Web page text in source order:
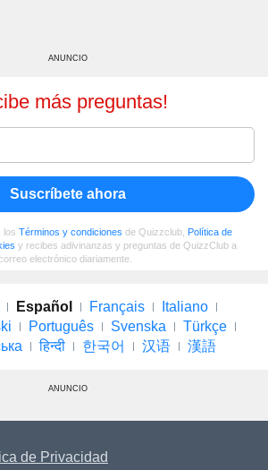
ANUNCIO
más preguntas!
Suscríbete ahora
los Términos y condiciones de Quizzclub, Política de
y recibes adivinanzas y preguntas de QuizzClub a
electrónico diariamente.
Español Français
Italiano
Português Svenska
Türkçe
हिन्दी 한국어 汉语 漢語
ANUNCIO
de Privacidad